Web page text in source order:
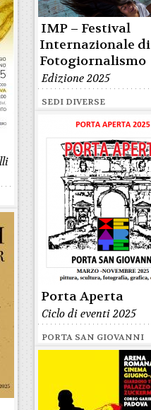
IMP – Festival
Internazionale di
Fotogiornalismo
Edizione 2025
SEDI DIVERSE
Porta Aperta
Ciclo di eventi 2025
PORTA SAN GIOVANNI